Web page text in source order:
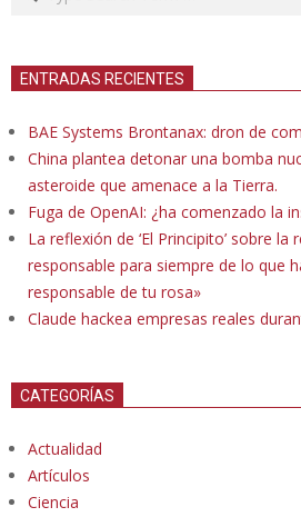
ENTRADAS RECIENTES
BAE Systems Brontanax: dron de
China plantea detonar una bomba
asteroide que amenace a la Tierra.
Fuga de OpenAI: ¿ha comenzado la
La reflexión de ‘El Principito’ sobre la
responsable para siempre de lo que
responsable de tu rosa»
Claude hackea empresas reales
CATEGORÍAS
Actualidad
Artículos
Ciencia